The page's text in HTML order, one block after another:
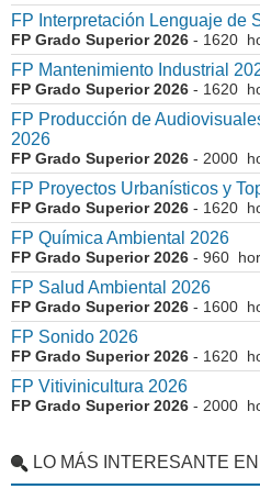
FP Interpretación Lenguaje de
FP Grado Superior 2026 - 1620
FP Mantenimiento Industrial
FP Grado Superior 2026 - 1620
FP Producción de
2026
FP Grado Superior 2026 - 2000
FP Proyectos Urbanísticos y
FP Grado Superior 2026 - 1620
FP Química Ambiental 2026
FP Grado Superior 2026 - 960
FP Salud Ambiental 2026
FP Grado Superior 2026 - 1600
FP Sonido 2026
FP Grado Superior 2026 - 1620
FP Vitivinicultura 2026
FP Grado Superior 2026 - 2000
LO MÁS INTERESANTE